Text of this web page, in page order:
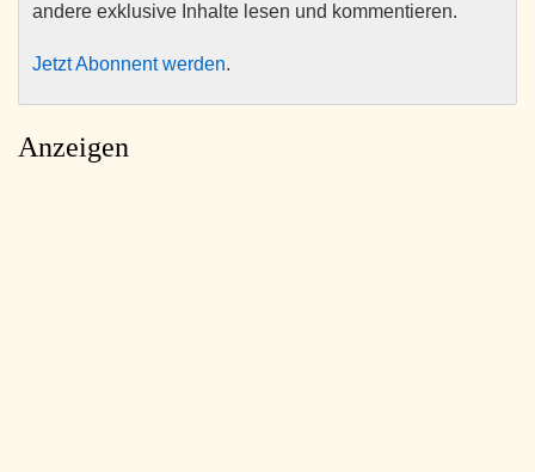
andere exklusive Inhalte lesen und kommentieren.
Jetzt Abonnent werden.
Anzeigen